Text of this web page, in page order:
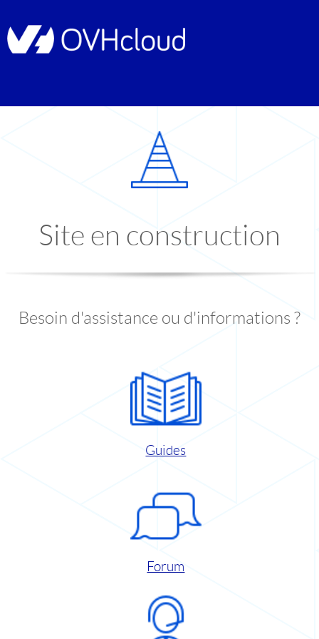
Site en construction
Besoin d'assistance ou d'informations ?
Guides
Forum